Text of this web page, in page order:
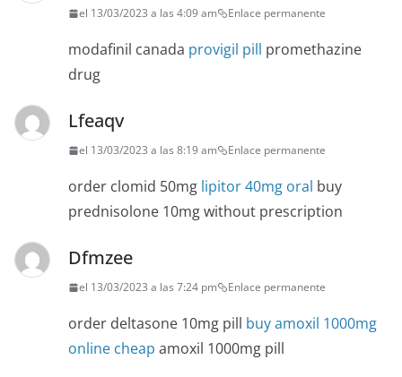
el 13/03/2023 a las 4:09 am Enlace permanente
modafinil canada provigil pill promethazine
drug
Lfeaqv
el 13/03/2023 a las 8:19 am Enlace permanente
order clomid 50mg lipitor 40mg oral buy
prednisolone 10mg without prescription
Dfmzee
el 13/03/2023 a las 7:24 pm Enlace permanente
order deltasone 10mg pill buy amoxil 1000mg
online cheap amoxil 1000mg pill